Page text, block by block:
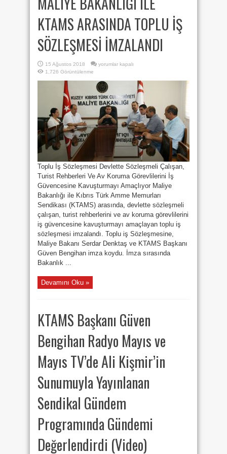
KTAMS ARASINDA TOPLU İŞ
SÖZLEŞMESİ İMZALANDI
15 Ağustos 2018
MALİYE
KTAMS
ARASINDA
TOPLU
İŞ
SÖZLEŞMESİ
İMZALANDI
için
yorumlar kapalı
1,726 Görüntülenme
Toplu İş Sözleşmesi Devlette Sözleşmeli Çalışan,
Turist Rehberleri Ve Av Koruma Görevlilerini İş
Güvencesine Kavuşturmayı Amaçlıyor Maliye
Bakanlığı ile Kıbrıs Türk Amme Memurları
Sendikası (KTAMS) arasında, devlette sözleşmeli
çalışan, turist rehberlerini ve av koruma görevlilerini
iş güvencesine kavuşturmayı amaçlayan toplu iş
sözleşmesi imzalandı. Toplu iş Sözleşmesine,
Maliye Bakanı Serdar Denktaş ve KTAMS Başkanı
Güven Bengihan imza koydu. İmza sırasında
Bakanlık ...
Devamını Oku »
KTAMS Başkanı Güven
Bengihan Radyo Mayıs ve
Mayıs TV’de Ali Kişmir’in
Sunumuyla Yayınlanan
Sendikal Gündem
Programında Gündemi
Değerlendirdi (Video)